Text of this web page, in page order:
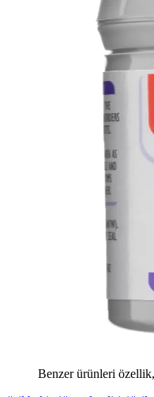
Benzer ürünleri özellik,